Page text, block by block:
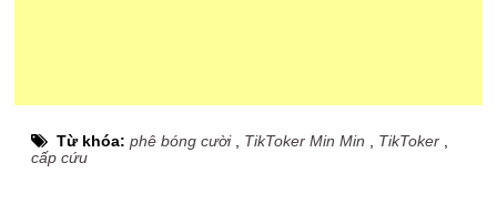
Từ khóa:phê bóng cười, TikToker Min Min TikToker
cấp cứu